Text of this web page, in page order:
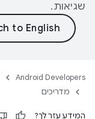
שגיאות.
Android Developers
מדריכים
המידע עזר לך?